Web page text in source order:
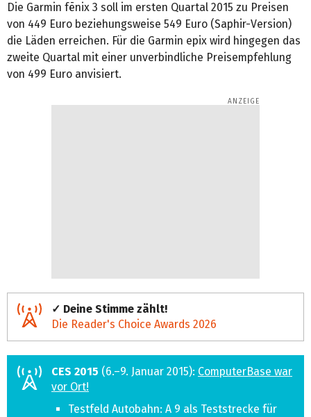
Die Garmin fēnix 3 soll im ersten Quartal 2015 zu Preisen
von 449 Euro beziehungsweise 549 Euro (Saphir-Version)
die Läden erreichen. Für die Garmin epix wird hingegen das
zweite Quartal mit einer unverbindliche Preisempfehlung
von 499 Euro anvisiert.
✓ Deine Stimme zählt!
Die Reader's Choice Awards 2026
CES 2015 (6.–9. Januar 2015): ComputerBase war
vor Ort!
Testfeld Autobahn: A 9 als Teststrecke für